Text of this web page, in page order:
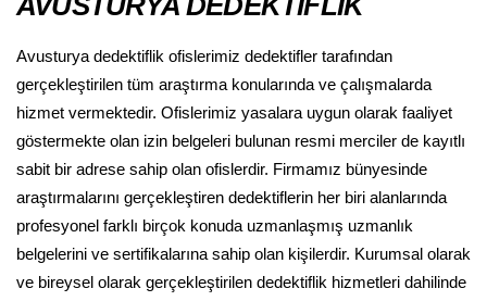
Avusturya dedektiflik ofislerimiz dedektifler tarafından
gerçekleştirilen tüm araştırma konularında ve çalışmalarda
hizmet vermektedir. Ofislerimiz yasalara uygun olarak faaliyet
göstermekte olan izin belgeleri bulunan resmi merciler de kayıtlı
sabit bir adrese sahip olan ofislerdir. Firmamız bünyesinde
araştırmalarını gerçekleştiren dedektiflerin her biri alanlarında
profesyonel farklı birçok konuda uzmanlaşmış uzmanlık
belgelerini ve sertifikalarına sahip olan kişilerdir. Kurumsal olarak
ve bireysel olarak gerçekleştirilen dedektiflik hizmetleri dahilinde